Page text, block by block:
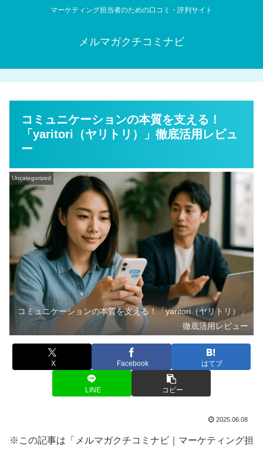
マーケティング担当者のための口コミ・評判サイト
メルマガクチコミナビ
コミュニケーションの本質を支える！
「yaritori（ヤリトリ）」徹底活用レビュ
ー
Uncategorized
コミュニケーションの本質を支える！「yaritori（ヤリトリ）」
徹底活用レビュー
X Facebook はてブ
LINE コピー
2025.06.08
※この記事は「メルマガクチコミナビ｜マーケティング担